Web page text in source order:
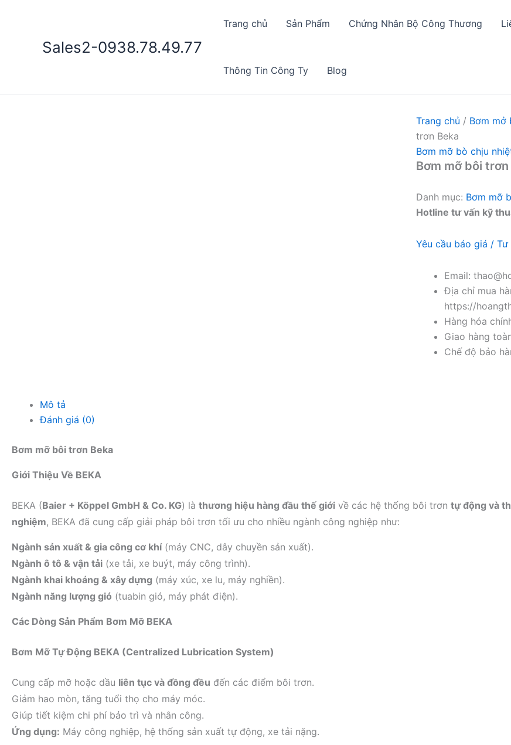
Sales2-0938.78.49.77
Trang chủ Sản Phẩm Chứng Nhân Bộ Công Thương
Thông Tin Công Ty Blog
Trang chủ / Bơm mở
trơn Beka
Bơm mỡ bò chịu
Bơm mỡ bôi trơn
Danh mục: Bơm mỡ
Hotline tư vấn kỹ
Yêu cầu báo giá /
Email:
Địa chỉ mua
https://
Hàng hóa
Giao hàng
Chế độ bảo
Mô tả
Đánh giá (0)
Bơm mỡ bôi trơn Beka
Giới Thiệu Về BEKA
BEKA (Baier + Köppel GmbH & Co. KG) là thương hiệu hàng đầu thế giới về các hệ thống bôi trơn tự động và
nghiệm, BEKA đã cung cấp giải pháp bôi trơn tối ưu cho nhiều ngành công nghiệp như:
Ngành sản xuất & gia công cơ khí(máy CNC, dây chuyền sản xuất).
Ngành ô tô & vận tải (xe tải, xe buýt, máy công trình).
Ngành khai khoáng & xây dựng (máy xúc, xe lu, máy nghiền).
Ngành năng lượng gió (tuabin gió, máy phát điện).
Các Dòng Sản Phẩm Bơm Mỡ BEKA
Bơm Mỡ Tự Động BEKA (Centralized Lubrication System)
Cung cấp mỡ hoặc dầu liên tục và đồng đều đến các điểm bôi trơn.
Giảm hao mòn, tăng tuổi thọ cho máy móc.
Giúp tiết kiệm chi phí bảo trì và nhân công.
Ứng dụng: Máy công nghiệp, hệ thống sản xuất tự động, xe tải nặng.